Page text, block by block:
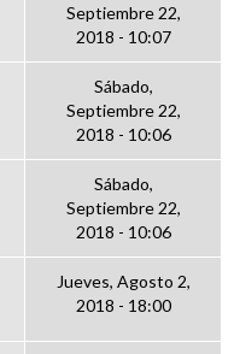
Septiembre 22,
2018 - 10:07
Sábado,
Septiembre 22,
2018 - 10:06
Sábado,
Septiembre 22,
2018 - 10:06
Jueves, Agosto 2,
2018 - 18:00